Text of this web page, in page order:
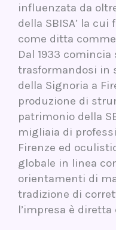
influenzata da
della SBISA’ la
come ditta
Dal 1933 comincia
trasformandosi in
della Signoria a
produzione di
patrimonio della
migliaia di
Firenze ed
globale in linea
orientamenti di
tradizione di
l’impresa è diretta